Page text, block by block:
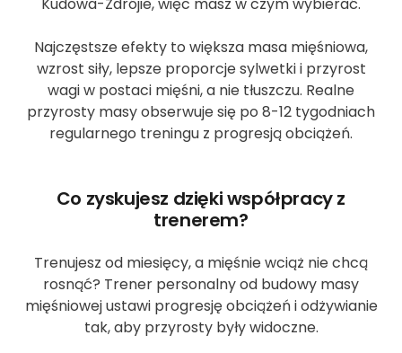
Najczęstsze efekty to większa masa mięśniowa,
wzrost siły, lepsze proporcje sylwetki i przyrost
wagi w postaci mięśni, a nie tłuszczu. Realne
przyrosty masy obserwuje się po 8-12 tygodniach
regularnego treningu z progresją obciążeń.
Co zyskujesz dzięki współpracy z
trenerem?
Trenujesz od miesięcy, a mięśnie wciąż nie chcą
rosnąć? Trener personalny od budowy masy
mięśniowej ustawi progresję obciążeń i odżywianie
tak, aby przyrosty były widoczne.